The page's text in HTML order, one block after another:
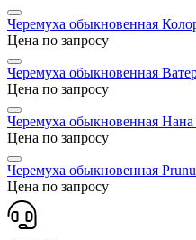
Черемуха обыкновенная
Цена по запросу
Черемуха обыкновенная
Цена по запросу
Черемуха обыкновенная Нана
Цена по запросу
Черемуха обыкновенная
Цена по запросу